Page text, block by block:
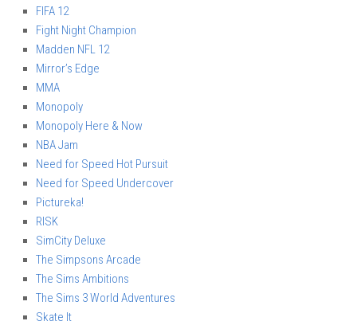
FIFA 12
Fight Night Champion
Madden NFL 12
Mirror’s Edge
MMA
Monopoly
Monopoly Here & Now
NBA Jam
Need for Speed Hot Pursuit
Need for Speed Undercover
Pictureka!
RISK
SimCity Deluxe
The Simpsons Arcade
The Sims Ambitions
The Sims 3 World Adventures
Skate It